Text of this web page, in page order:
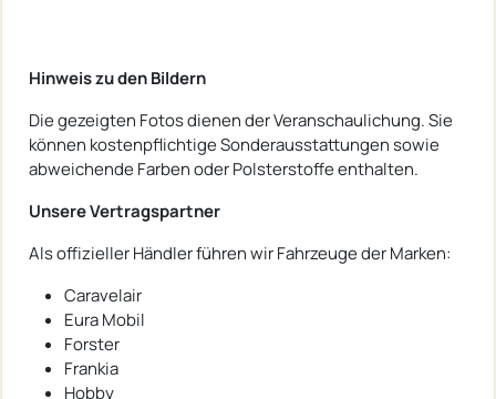
Hinweis zu den Bildern
Die gezeigten Fotos dienen der Veranschaulichung. Sie
können kostenpflichtige Sonderausstattungen sowie
abweichende Farben oder Polsterstoffe enthalten.
Unsere Vertragspartner
Als offizieller Händler führen wir Fahrzeuge der Marken:
Caravelair
Eura Mobil
Forster
Frankia
Hobby